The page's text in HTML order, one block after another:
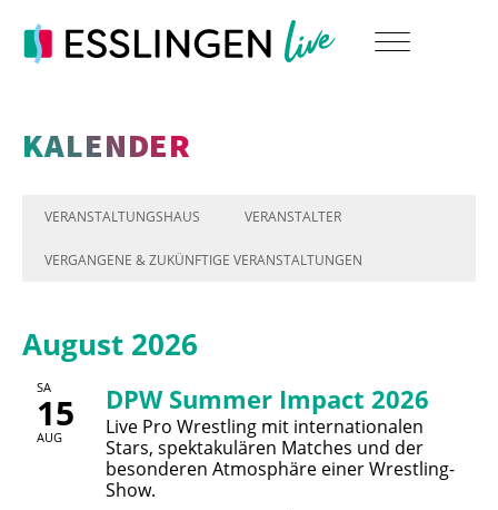
KALENDER
VERANSTALTUNGSHAUS VERANSTALTER
VERGANGENE & ZUKÜNFTIGE VERANSTALTUNGEN
August 2026
SA
15
AUG
DPW Summer Impact 2026
Live Pro Wrestling mit internationalen
Stars, spektakulären Matches und der
besonderen Atmosphäre einer Wrestling-
Show.